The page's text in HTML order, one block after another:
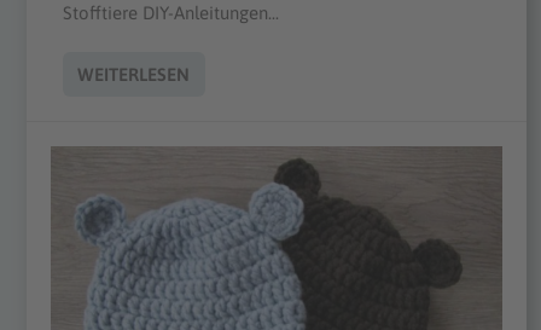
Stofftiere DIY-Anleitungen...
WEITERLESEN